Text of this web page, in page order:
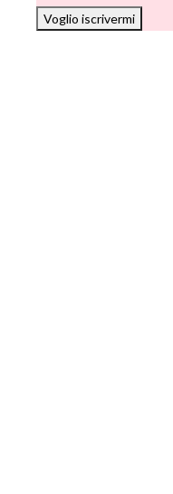
Voglio iscrivermi